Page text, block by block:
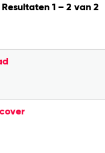
Resultaten 1 – 2 van 2